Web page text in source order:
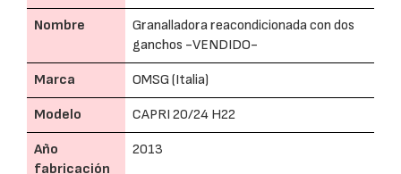
Nombre
Granalladora reacondicionada con dos
ganchos -VENDIDO-
Marca OMSG (Italia)
Modelo CAPRI 20/24 H22
Año
fabricación
2013